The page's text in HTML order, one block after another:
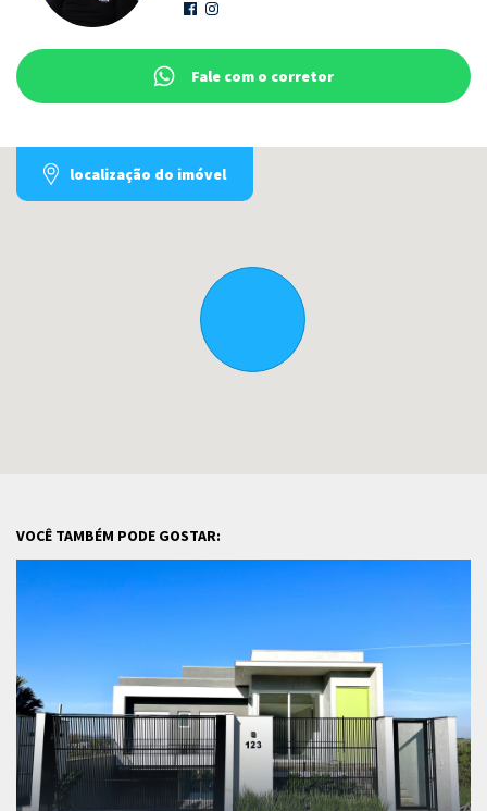
Fale com o corretor
localização do imóvel
VOCÊ TAMBÉM PODE GOSTAR: